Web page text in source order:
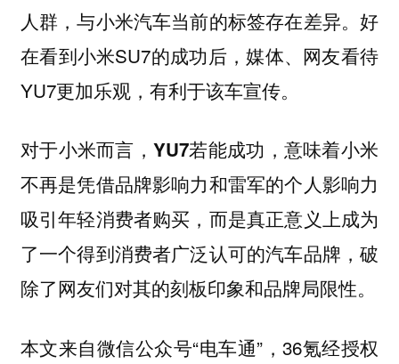
人群，与小米汽车当前的标签存在差异。好
在看到小米SU7的成功后，媒体、网友看待
YU7更加乐观，有利于该车宣传。
对于小米而言，YU7若能成功，意味着小米
不再是凭借品牌影响力和雷军的个人影响力
吸引年轻消费者购买，而是真正意义上成为
了一个得到消费者广泛认可的汽车品牌，破
除了网友们对其的刻板印象和品牌局限性。
本文来自微信公众号“电车通”，36氪经授权